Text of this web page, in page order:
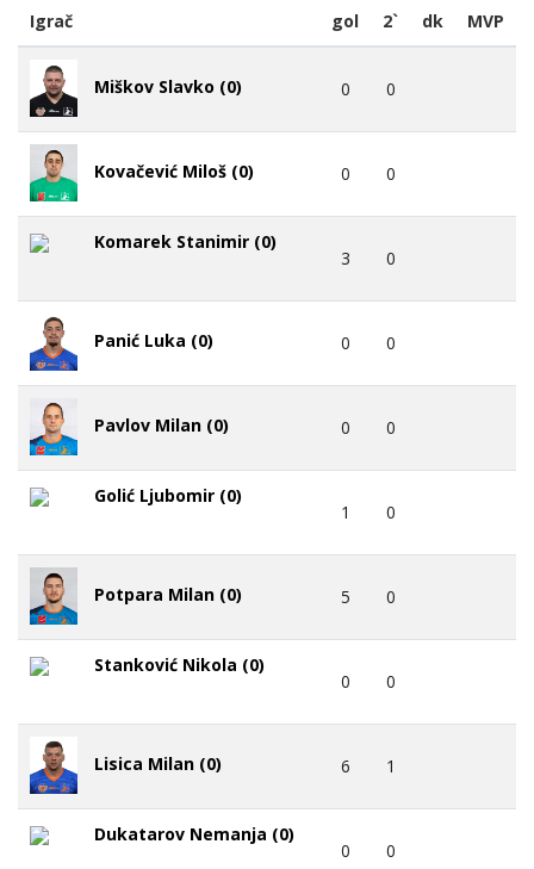
Igrač gol 2` dk MVP
Miškov Slavko (0) 0 0
Kovačević Miloš (0) 0 0
Komarek Stanimir (0)
3 0
Panić Luka (0) 0 0
Pavlov Milan (0) 0 0
Golić Ljubomir (0)
1 0
Potpara Milan (0) 5 0
Stanković Nikola (0)
0 0
Lisica Milan (0) 6 1
Dukatarov Nemanja (0)
0 0